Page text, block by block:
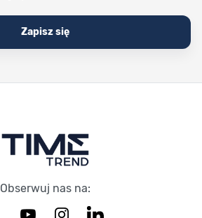
Zapisz się
Obserwuj nas na: